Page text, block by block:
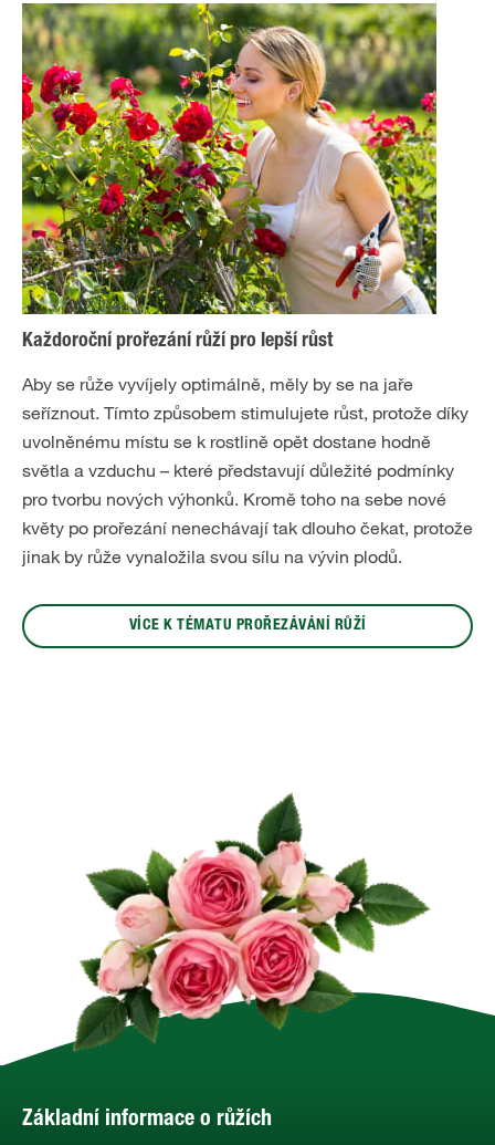
Každoroční prořezání růží pro lepší růst
Aby se růže vyvíjely optimálně, měly by se na jaře
seříznout. Tímto způsobem stimulujete růst, protože díky
uvolněnému místu se k rostlině opět dostane hodně
světla a vzduchu – které představují důležité podmínky
pro tvorbu nových výhonků. Kromě toho na sebe nové
květy po prořezání nenechávají tak dlouho čekat, protože
jinak by růže vynaložila svou sílu na vývin plodů.
VÍCE K TÉMATU PROŘEZÁVÁNÍ RŮŽÍ
Základní informace o růžích